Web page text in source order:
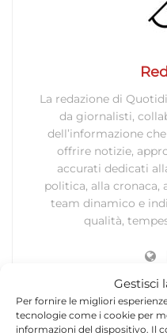
Gestisci
Per fornire le migliori
tecnologie come i cookie per
informazioni del dispositivo. Il
La redazione di
da giornalisti,
dell’informazione
offrire notizie,
accurati dedicati
politica, alla cronaca,
team dinamico e
qualità,